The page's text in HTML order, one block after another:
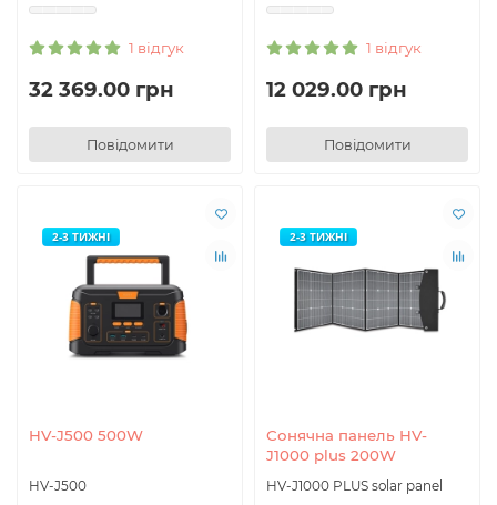
1 відгук
32 369.00 грн
Повідомити
1 відгук
12 029.00 грн
Повідомити
HV-J500 500W
HV-J500
2-3 ТИЖНІ
Сонячна панель HV-
J1000 plus 200W
HV-J1000 PLUS solar panel
2-3 ТИЖНІ